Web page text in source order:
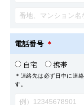
電話番号 ＊
自宅 携帯
＊連絡先は必ず日中に連
す。